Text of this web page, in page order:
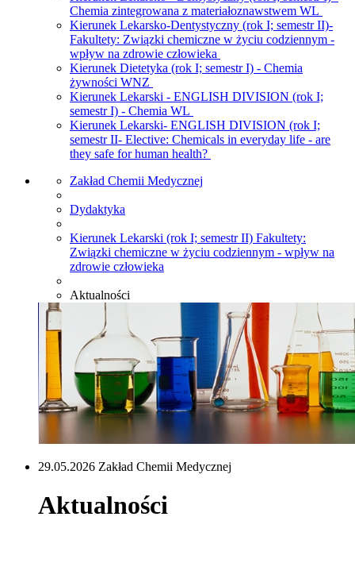
Chemia zintegrowana z materiałoznawstwem WL
Kierunek Lekarsko-Dentystyczny (rok I; semestr II)-
Fakultety: Związki chemiczne w życiu codziennym -
wpływ na zdrowie człowieka
Kierunek Dietetyka (rok I; semestr I) - Chemia
żywności WNZ
Kierunek Lekarski - ENGLISH DIVISION (rok I;
semestr I) - Chemia WL
Kierunek Lekarski- ENGLISH DIVISION (rok I;
semestr II- Elective: Chemicals in everyday life - are
they safe for human health?
Zakład Chemii Medycznej
Dydaktyka
Kierunek Lekarski (rok I; semestr II) Fakultety:
Związki chemiczne w życiu codziennym - wpływ na
zdrowie człowieka
Aktualności
29.05.2026 Zakład Chemii Medycznej
Aktualności